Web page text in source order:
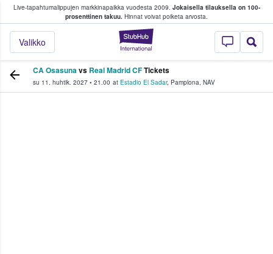
Live-tapahtumalippujen markkinapaikka vuodesta 2009. Jokaisella tilauksella on 100-
prosenttinen takuu. Hinnat voivat poiketa arvosta.
StubHub -
Valikko
fanit ostavat ja myyvät lippuja
CA Osasunavs Real Madrid CFTickets
su 11. huhtik. 2027 • 21.00 at Estadio El Sadar, Pamplona, NAV